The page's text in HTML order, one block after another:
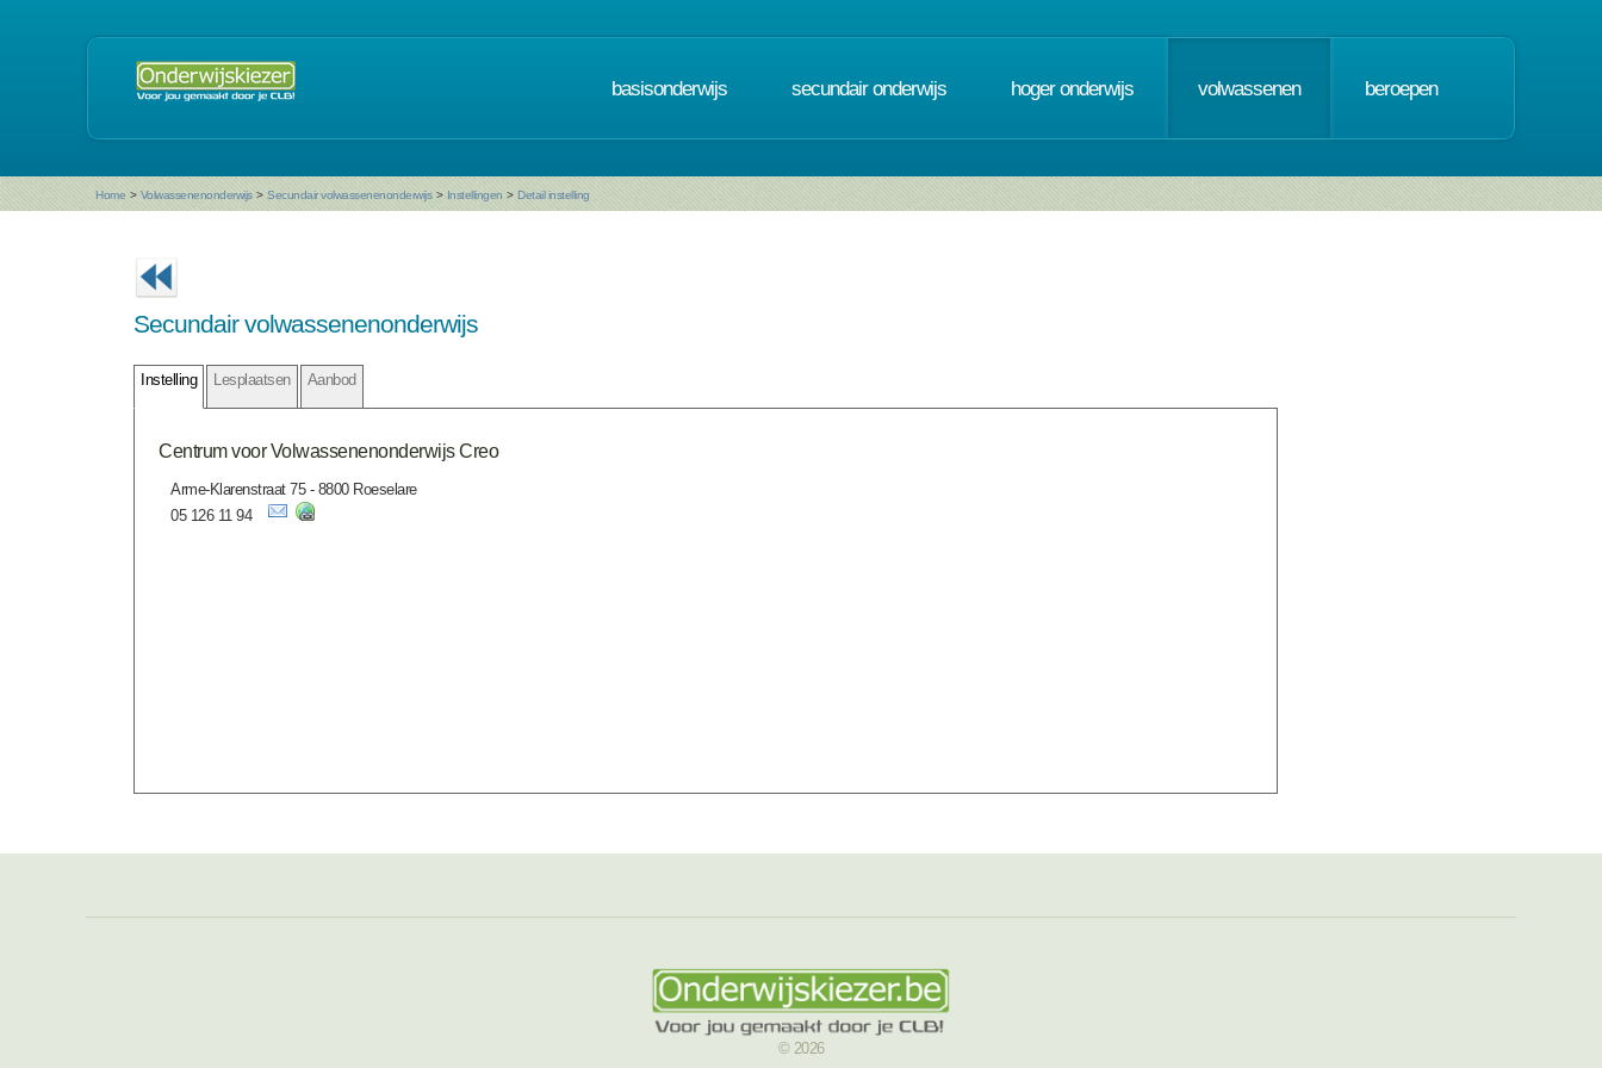
basisonderwijs secundair onderwijs hoger onderwijs volwassenen beroepen
Home > Volwassenenonderwijs > Secundair volwassenenonderwijs > Instellingen > Detail instelling
Secundair volwassenenonderwijs
Instelling Lesplaatsen Aanbod
Centrum voor Volwassenenonderwijs Creo
Arme-Klarenstraat 75 - 8800 Roeselare
05 126 11 94
© 2026